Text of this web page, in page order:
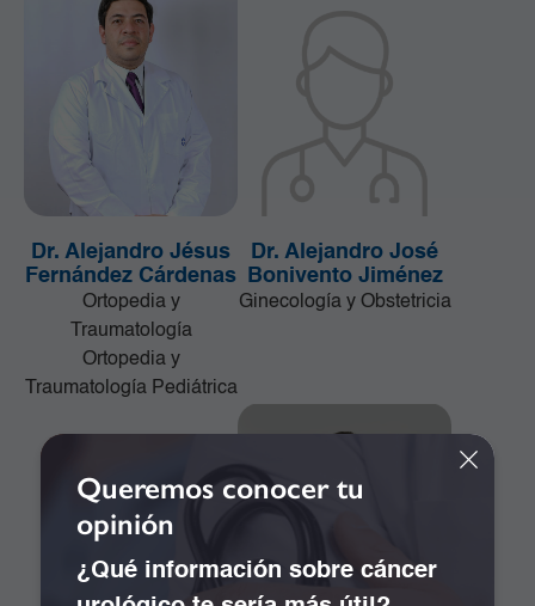
Dr. Alejandro Jésus
Fernández Cárdenas
Ortopedia y
Traumatología
Ortopedia y
Traumatología Pediátrica
Dr. Alejandro José
Bonivento Jiménez
Ginecología y Obstetricia
Queremos conocer tu
opinión
¿Qué información sobre cáncer